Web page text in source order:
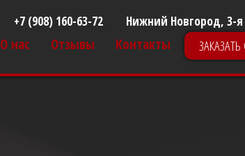
+7 (908) 160-63-72 Нижний Новгород, 3-
О нас Отзывы Контакты